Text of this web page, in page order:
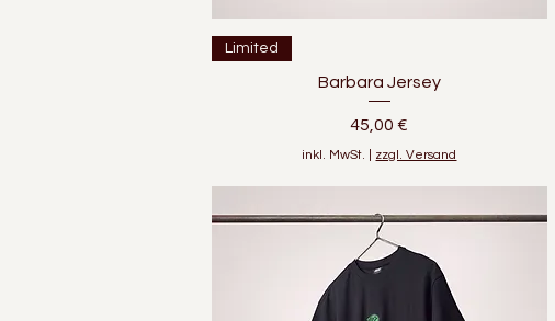
Limited
Barbara Jersey
Preis
45,00 €
inkl. MwSt. zzgl. Versand